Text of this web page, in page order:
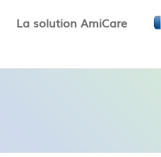
La solution AmiCare